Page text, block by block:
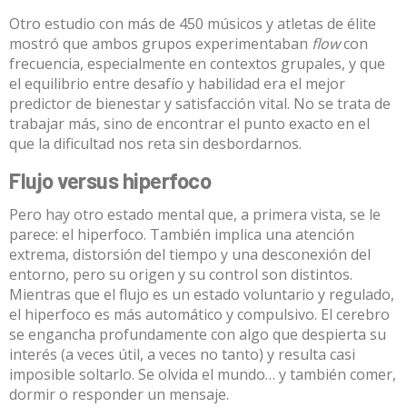
Otro estudio con más de 450 músicos y atletas de élite
mostró que ambos grupos experimentaban flowcon
frecuencia, especialmente en contextos grupales, y que
el equilibrio entre desafío y habilidad era el mejor
predictor de bienestar y satisfacción vital. No se trata de
trabajar más, sino de encontrar el punto exacto en el
que la dificultad nos reta sin desbordarnos.
Flujo versus hiperfoco
Pero hay otro estado mental que, a primera vista, se le
parece: el hiperfoco. También implica una atención
extrema, distorsión del tiempo y una desconexión del
entorno, pero su origen y su control son distintos.
Mientras que el flujo es un estado voluntario y regulado,
el hiperfoco es más automático y compulsivo. El cerebro
se engancha profundamente con algo que despierta su
interés (a veces útil, a veces no tanto) y resulta casi
imposible soltarlo. Se olvida el mundo… y también comer,
dormir o responder un mensaje.